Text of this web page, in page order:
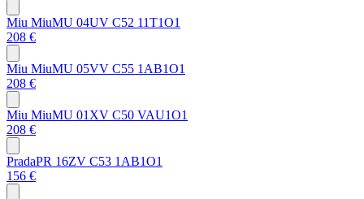
Miu MiuMU 04UV C52 11T1O1
208 €
Miu MiuMU 05VV C55 1AB1O1
208 €
Miu MiuMU 01XV C50 VAU1O1
208 €
PradaPR 16ZV C53 1AB1O1
156 €